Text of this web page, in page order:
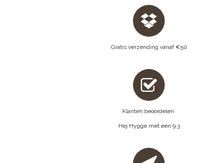
Gratis verzending vanaf €50
Klanten beoordelen
Hej Hygge met een 9,3